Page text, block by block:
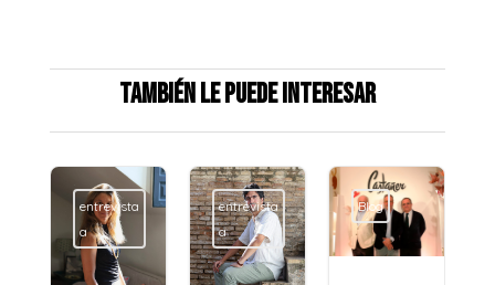
También le puede interesar
entrevista
a
entrevista
a
Blog